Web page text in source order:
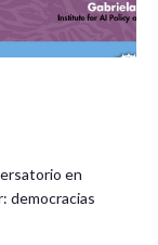
en
democracias